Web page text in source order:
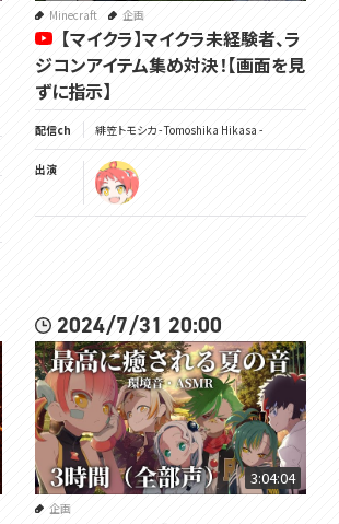
Minecraft 企画
【マイクラ】マイクラ未経験者、ラ
ジコンアイテム集め対決！【画面を見
ずに指示】
配信ch 緋笠トモシカ - Tomoshika Hikasa -
出演
2024/7/31 20:00
3:04:04
企画